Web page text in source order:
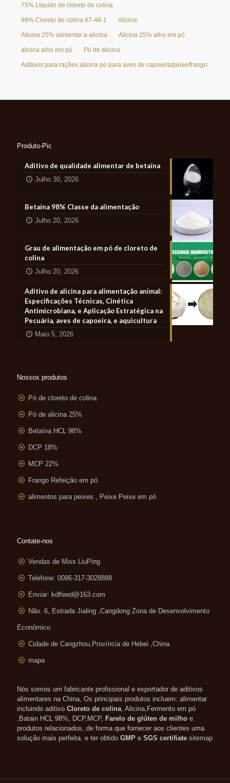
75% Líquido de cloreto de colina
98% Cloreto de colina 67-48-1 Alicina
Alicina 25% alimentar a alicina Alicina 25% alho em pó
alicina alho em pó Pó de alicina
Aditivos para rações alicina pó para aves de capoeira/peixe/frango
Produto-Pic
Aditivo de qualidade alimentar de betaína
Julho 30, 2026
Betaína 98% Classe da alimentação
Julho 20, 2026
Grau de alimentação em pó de cloreto de
colina
Julho 20, 2026
Aditivo de alicina para alimentação animal:
Especificações Técnicas, Cinética
Antimicrobiana, e Aplicação Estratégica na
Pecuária, aves de capoeira, e aquicultura
Maio 5, 2026
Nossos produtos
Pó de cloreto de colina
Pó de alicina 25%
Betaína HCL 98%
DCP 18%
MCP 22%
Frango Refeição em pó
alimentos para peixes , Peixe Peixe em pó
Contate-nos
Vendas de Miss LiuPing
Telefone: 0086-317-3028888
Enviar: kdlfeed@163.com
Não. 6, Estrada Jialing ,Cangdong Zona de Desenvolvimento
Econômico
Cidade de Cangzhou,Província de Hebei ,China
mapa
Nós somos um fabricante profissional e exportador de aditivos
alimentares na China, Os principais produtos incluem: alimentar
incluindo aditivo Cloreto de colina, Alicina,Fermento em pó
,Batain HCL 98%, DCP,MCP, Farelo de glúten de milho e
produtos relacionados, de forma que fornecer aos clientes uma
solução mais perfeita. e ter obtido GMP e SGS certifiate.sitemap